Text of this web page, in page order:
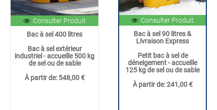
Consulter Produit
Bac à sel 400 litres
Bac à sel extérieur
industriel - accueille 500 kg
de sel ou de sable
À partir de: 548,00 €
Consulter Produit
Bac à sel 90 litres &
Livraison Express
Petit bac à sel de
déneigement - accueille
125 kg de sel ou de sable
À partir de:241,00 €